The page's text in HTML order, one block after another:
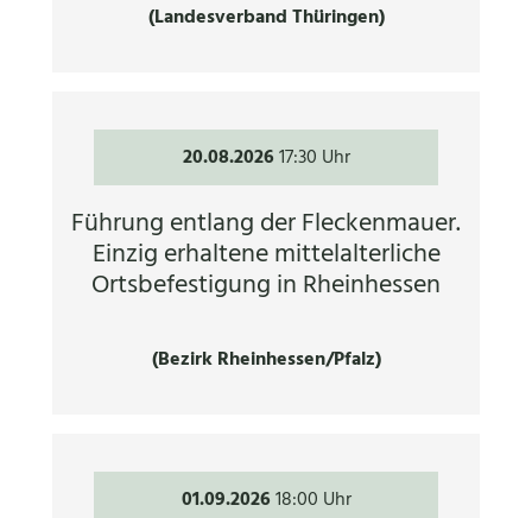
(Landesverband Thüringen)
20.08.202617:30 Uhr
Führung entlang der Fleckenmauer.
Einzig erhaltene mittelalterliche
Ortsbefestigung in Rheinhessen
(Bezirk Rheinhessen/Pfalz)
01.09.202618:00 Uhr